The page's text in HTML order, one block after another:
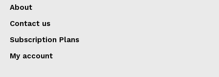
About
Contact us
Subscription Plans
My account